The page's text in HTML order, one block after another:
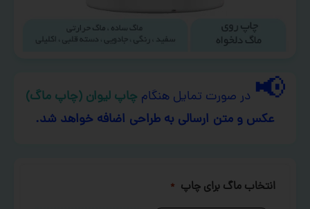
📢 در صورت تمایل هنگام چاپ لیوان (چاپ ماگ)
عکس و متن ارسالی به طراحی اضافه خواهد شد.
انتخاب ماگ برای چاپ *